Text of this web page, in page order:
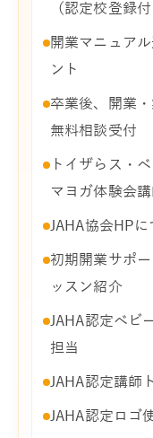
（認定校登録付
開業マニュア
ント
卒業後、開業
無料相談受付
トイザらス・
マヨガ体験会
JAHA協会HP
初期開業サポ
ッスン紹介
JAHA認定ベビ
担当
JAHA認定講師
JAHA認定ロゴ